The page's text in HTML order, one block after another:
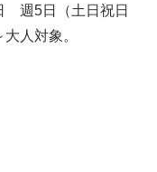
週5日（土日祝日
人対象。